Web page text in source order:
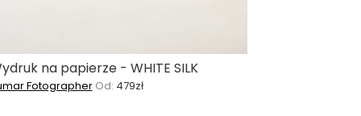
na papierze - WHITE SILK
Fotographer Od: 479zł